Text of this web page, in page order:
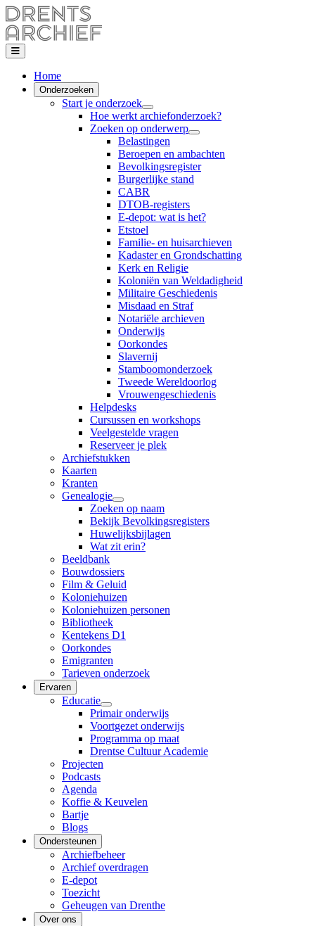
Home
Onderzoeken
Start je onderzoek
Hoe werkt archiefonderzoek?
Zoeken op onderwerp
Belastingen
Beroepen en ambachten
Bevolkingsregister
Burgerlijke stand
CABR
DTOB-registers
E-depot: wat is het?
Etstoel
Familie- en huisarchieven
Kadaster en Grondschatting
Kerk en Religie
Koloniën van Weldadigheid
Militaire Geschiedenis
Misdaad en Straf
Notariële archieven
Onderwijs
Oorkondes
Slavernij
Stamboomonderzoek
Tweede Wereldoorlog
Vrouwengeschiedenis
Helpdesks
Cursussen en workshops
Veelgestelde vragen
Reserveer je plek
Archiefstukken
Kaarten
Kranten
Genealogie
Zoeken op naam
Bekijk Bevolkingsregisters
Huwelijksbijlagen
Wat zit erin?
Beeldbank
Bouwdossiers
Film & Geluid
Koloniehuizen
Koloniehuizen personen
Bibliotheek
Kentekens D1
Oorkondes
Emigranten
Tarieven onderzoek
Ervaren
Educatie
Primair onderwijs
Voortgezet onderwijs
Programma op maat
Drentse Cultuur Academie
Projecten
Podcasts
Agenda
Koffie & Keuvelen
Bartje
Blogs
Ondersteunen
Archiefbeheer
Archief overdragen
E-depot
Toezicht
Geheugen van Drenthe
Over ons